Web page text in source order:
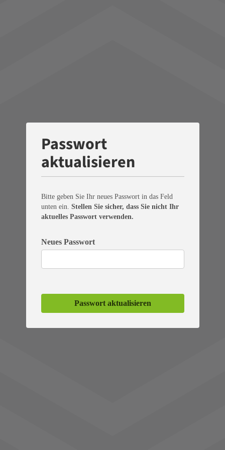
Passwort
aktualisieren
Bitte geben Sie Ihr neues Passwort in das Feld
unten ein. Stellen Sie sicher, dass Sie nicht Ihr
aktuelles Passwort verwenden.
Neues Passwort